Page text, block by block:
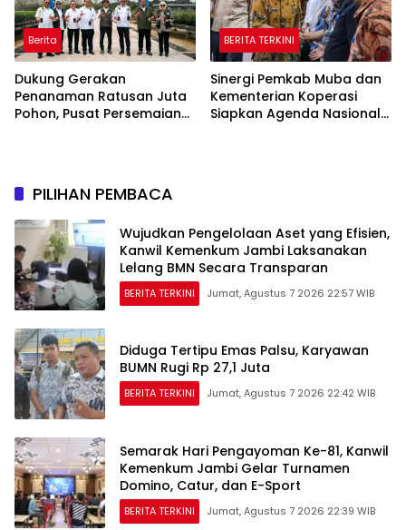
Berita
Dukung Gerakan
Penanaman Ratusan Juta
Pohon, Pusat Persemaian
BERITA TERKINI
Sinergi Pemkab Muba dan
Kementerian Koperasi
Siapkan Agenda Nasional
PILIHAN PEMBACA
Wujudkan Pengelolaan Aset yang Efisien,
Kanwil Kemenkum Jambi Laksanakan
Lelang BMN Secara Transparan
BERITA TERKINI Jumat, Agustus 7 2026 22:57 WIB
Diduga Tertipu Emas Palsu, Karyawan
BUMN Rugi Rp 27,1 Juta
BERITA TERKINI Jumat, Agustus 7 2026 22:42 WIB
Semarak Hari Pengayoman Ke-81, Kanwil
Kemenkum Jambi Gelar Turnamen
Domino, Catur, dan E-Sport
BERITA TERKINI Jumat, Agustus 7 2026 22:39 WIB